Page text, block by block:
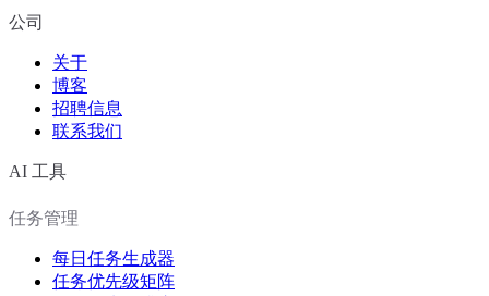
公司
关于
博客
招聘信息
联系我们
AI 工具
任务管理
每日任务生成器
任务优先级矩阵